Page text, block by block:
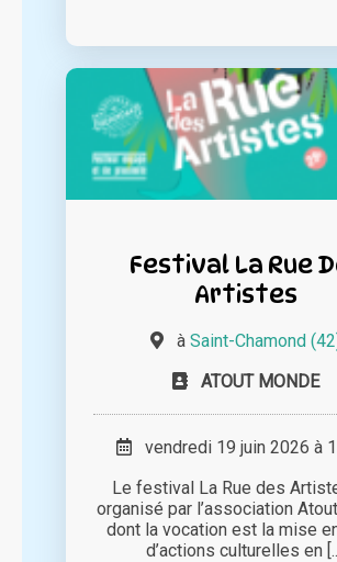
Festival La Rue
Artistes
à Saint-Chamond
ATOUT MONDE
vendredi 19 juin 2026 à
Le festival La Rue des
organisé par l’association
dont la vocation est la mise
d’actions culturelles en